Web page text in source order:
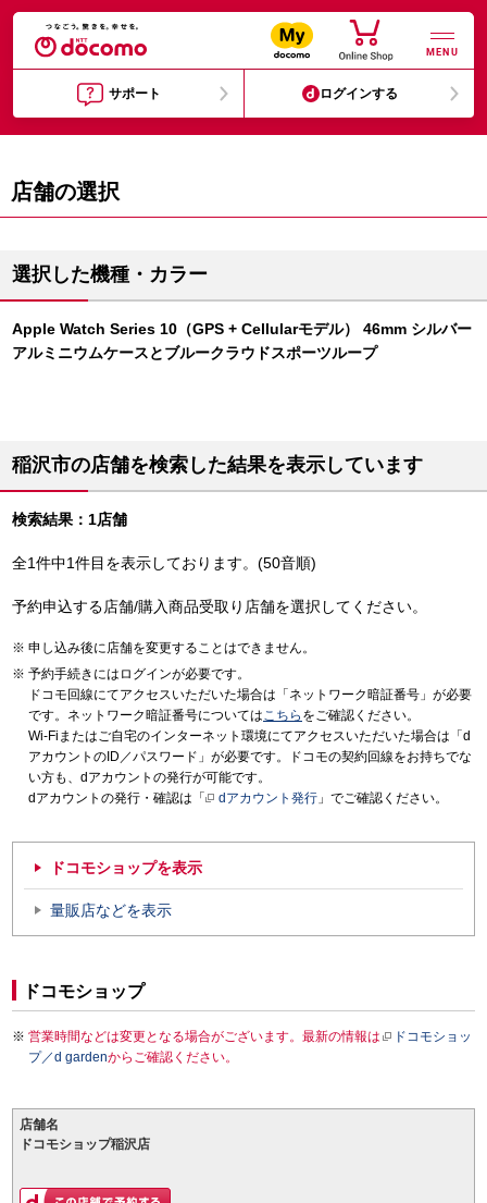
MENU
サポート ログインする
店舗の選択
選択した機種・カラー
Apple Watch Series 10（GPS + Cellularモデル） 46mm シルバー
アルミニウムケースとブルークラウドスポーツループ
稲沢市の店舗を検索した結果を表示しています
検索結果：1店舗
全1件中1件目を表示しております。(50音順)
予約申込する店舗/購入商品受取り店舗を選択してください。
申し込み後に店舗を変更することはできません。
予約手続きにはログインが必要です。
ドコモ回線にてアクセスいただいた場合は「ネットワーク暗証番号」が必要
です。ネットワーク暗証番号についてはこちら をご確認ください。
Wi-Fiまたはご自宅のインターネット環境にてアクセスいただいた場合は「d
アカウントのID／パスワード」が必要です。ドコモの契約回線をお持ちでな
い方も、dアカウントの発行が可能です。
dアカウントの発行・確認は「
dアカウント発行 」でご確認ください。
ドコモショップを表示
量販店などを表示
ドコモショップ
営業時間などは変更となる場合がございます。最新の情報は
ドコモショッ
プ／d gardenからご確認ください。
店舗名
ドコモショップ稲沢店